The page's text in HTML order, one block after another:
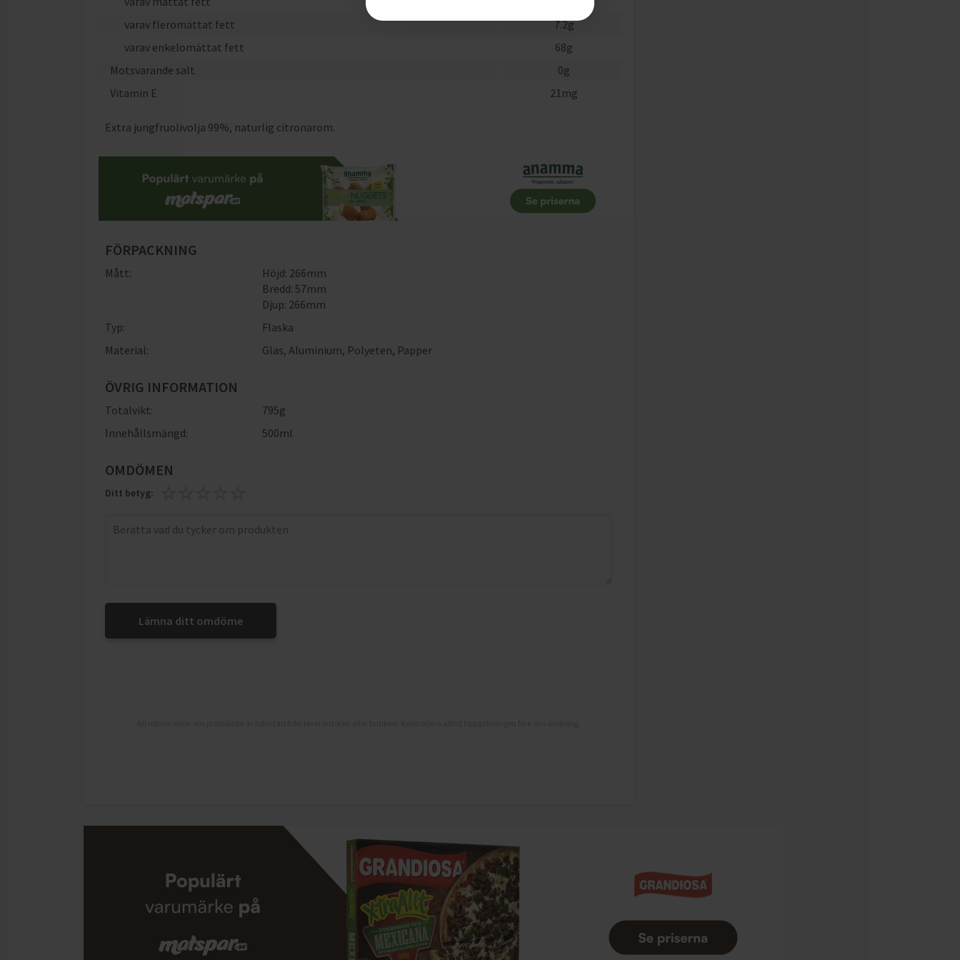
varav fleromättat fett
7.2g
varav enkelomättat fett
68g
Motsvarande salt
0g
Vitamin E
21mg
Extra jungfruolivolja 99%, naturlig citronarom.
FÖRPACKNING
Mått:
Höjd: 266mm
Bredd: 57mm
Djup: 266mm
Typ:
Flaska
Material:
Glas,Aluminium, Polyeten, Papper
ÖVRIG INFORMATION
Totalvikt:
795g
Innehållsmängd:
500ml
OMDÖMEN
Ditt betyg:
Lämna ditt omdöme